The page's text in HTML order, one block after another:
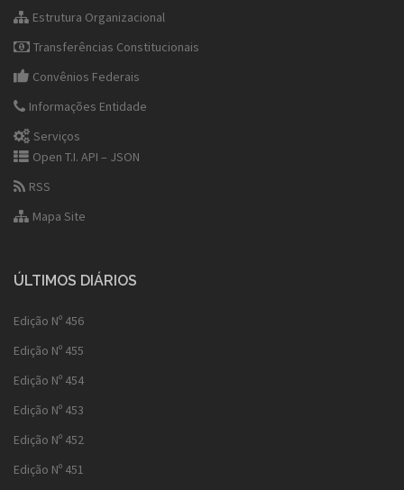
Estrutura Organizacional
Transferências Constitucionais
Convênios Federais
Informações Entidade
Serviços
Open T.I. API – JSON
RSS
Mapa Site
ÚLTIMOS DIÁRIOS
Edição Nº 456
Edição Nº 455
Edição Nº 454
Edição Nº 453
Edição Nº 452
Edição Nº 451